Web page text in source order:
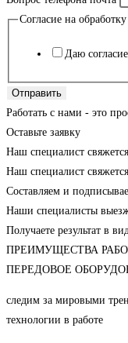
Согласие на
Даю
Отправить
Работать с нами - это
Оставьте заявку
Наш специалист
Наш специалист
Составляем и
Наши специалисты
Получаете результат в
ПРЕИМУЩЕСТВА
ПЕРЕДОВОЕ
следим за мировыми
технологии в работе